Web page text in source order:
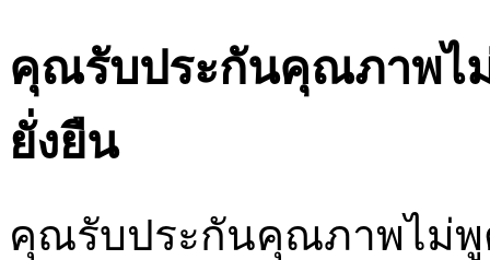
คุณรับประกันคุณภาพไ
ยั่งยืน
คุณรับประกันคุณภาพไม่